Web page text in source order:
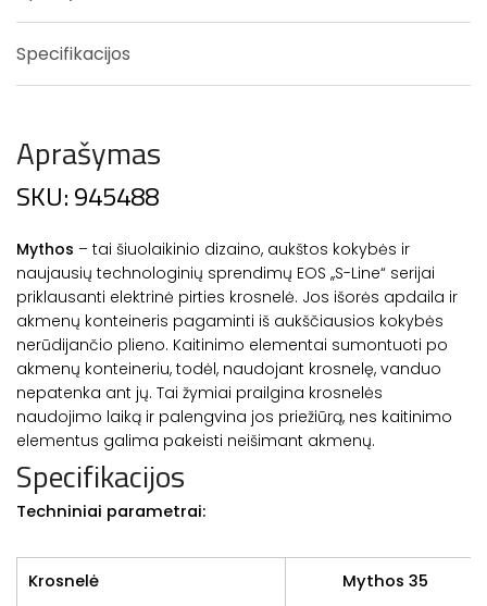
Specifikacijos
Aprašymas
SKU: 945488
Mythos – tai šiuolaikinio dizaino, aukštos kokybės ir
naujausių technologinių sprendimų EOS ,,S-Line“ serijai
priklausanti elektrinė pirties krosnelė. Jos išorės apdaila ir
akmenų konteineris pagaminti iš aukščiausios kokybės
nerūdijančio plieno. Kaitinimo elementai sumontuoti po
akmenų konteineriu, todėl, naudojant krosnelę, vanduo
nepatenka ant jų. Tai žymiai prailgina krosnelės
naudojimo laiką ir palengvina jos priežiūrą, nes kaitinimo
elementus galima pakeisti neišimant akmenų.
Specifikacijos
Techniniai parametrai:
Krosnelė Mythos 35